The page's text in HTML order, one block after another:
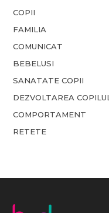
COPII
FAMILIA
COMUNICAT
BEBELUSI
SANATATE COPII
DEZVOLTAREA
COMPORTAMENT
RETETE